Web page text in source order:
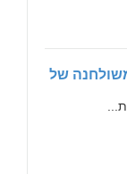
של